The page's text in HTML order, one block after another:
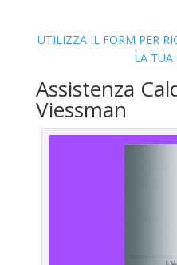
UTILIZZA IL FORM PER
LA TUA
Assistenza
Viessman